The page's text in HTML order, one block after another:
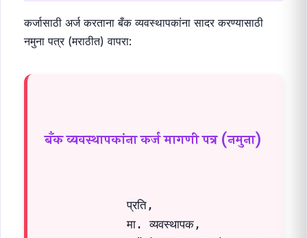
कर्जासाठी अर्ज करताना बँक व्यवस्थापकांना सादर करण्यासाठी
नमुना पत्र (मराठीत) वापरा:
बँक व्यवस्थापकांना कर्ज मागणी पत्र (नमुना)
            प्रति,
            मा. व्यवस्थापक,